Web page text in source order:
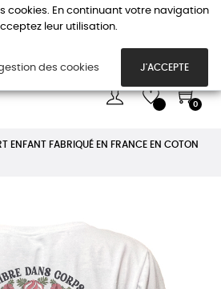
la
0
ENFANT FABRIQUÉ EN FRANCE EN COTON
cookies. En continuant votre navigation
leur utilisation.
des cookies J'ACCEPTE